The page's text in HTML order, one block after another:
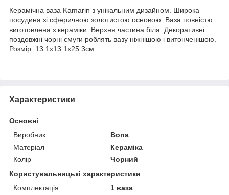
Керамічна ваза Kamarin з унікальним дизайном. Широка
посудина зі сферичною золотистою основою. Ваза повністю
виготовлена з кераміки. Верхня частина біла. Декоративні
поздовжні чорні смуги роблять вазу ніжнішою і витонченішою.
Розмір: 13.1х13.1х25.3см.
Характеристики
Основні
Виробник
Bona
Матеріал
Кераміка
Колір
Чорний
Користувальницькі характеристики
Комплектація
1 ваза